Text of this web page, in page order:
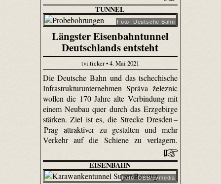
TUNNEL
Foto: Deutsche Bahn
Längster Eisenbahntunnel
Deutschlands entsteht
tvi.ticker • 4. Mai 2021
Die Deutsche Bahn und das tschechische
Infrastrukturunternehmen Správa železnic
wollen die 170 Jahre alte Verbindung mit
einem Neubau quer durch das Erzgebirge
stärken. Ziel ist es, die Strecke Dresden –
Prag attraktiver zu gestalten und mehr
Verkehr auf die Schiene zu verlagern.
EISENBAHN
Foto: ÖBB/evmedia